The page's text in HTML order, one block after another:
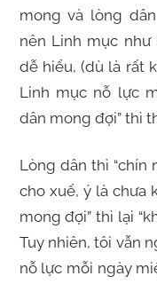
mong và lòng
nên Linh mục như
dễ hiểu, (dù là rất
Linh mục nỗ lực
dân mong đợi” thì
Lòng dân thì “chín
cho xuể, ý là chưa
mong đợi” thì lại
Tuy nhiên, tôi vẫn
nỗ lực mỗi ngày